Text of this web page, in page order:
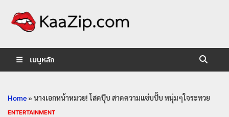
เมนูหลัก
Home»นางเอกหน้าหมวย! โสดปุ๊บ สาดความแซ่บปั๊บ หนุ่มๆใจระทวย
ENTERTAINMENT